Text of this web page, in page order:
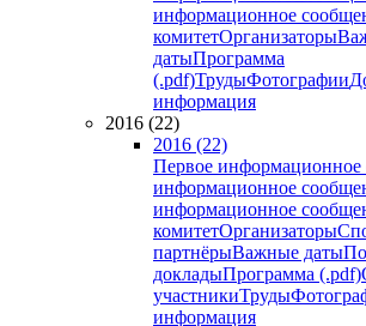
информационное
комитетОрганизаторы
датыПрограмма
(.pdf)ТрудыФотографии
информация
2016 (22)
2016 (22)
Первое информационное
информационное
информационное
комитетОрганизаторы
партнёрыВажные даты
докладыПрограмма (.pdf)
участникиТруды
информация